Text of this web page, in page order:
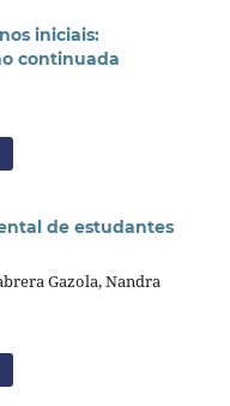
iniciais:
continuada
de estudantes
Gazola, Nandra